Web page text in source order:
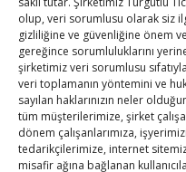
olup, veri sorumlusu olarak siz
gizliliğine ve güvenliğine önem
gereğince sorumluluklarını
şirketimiz veri sorumlusu
veri toplamanın yöntemini ve
sayılan haklarınızın neler
tüm müşterilerimize, şirket
dönem çalışanlarımıza,
tedarikçilerimize, internet
misafir ağına bağlanan
ByTUTSOon Ağu 5, 2026
Diren ailesine taziye
ByTUTSO on Ağu 4, 2026
Hisarcıklıoğlu, Ardahan
Emiroğlu’nu kabul etti